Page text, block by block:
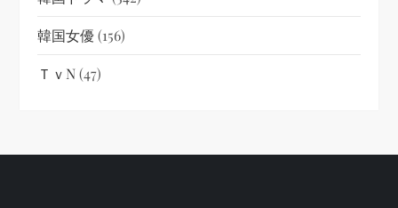
韓国女優(156)
ＴｖN(47)